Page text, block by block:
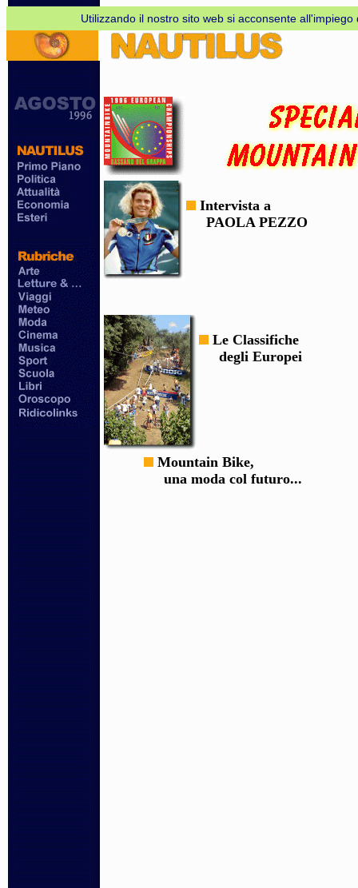
Utilizzando il nostro sito web si acconsente
Intervista a
PAOLA PEZZO
Le Classifiche
degli Europei
Mountain Bike,
una moda col futuro...